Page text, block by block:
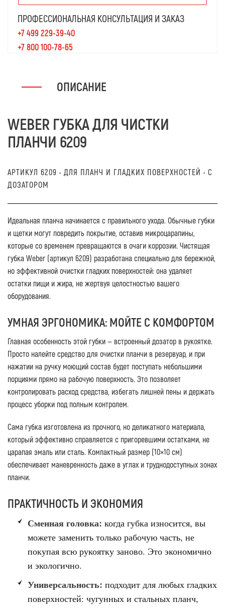
ПРОФЕССИОНАЛЬНАЯ КОНСУЛЬТАЦИЯ И ЗАКАЗ
+7 499 229-39-40
+7 800 100-78-65
ОПИСАНИЕ
WEBER ГУБКА ДЛЯ ЧИСТКИ
ПЛАНЧИ 6209
АРТИКУЛ 6209 • ДЛЯ ПЛАНЧ И ГЛАДКИХ ПОВЕРХНОСТЕЙ • С
ДОЗАТОРОМ
Идеальная планча начинается с правильного ухода. Обычные губки
и щетки могут повредить покрытие, оставив микроцарапины,
которые со временем превращаются в очаги коррозии. Чистящая
губка Weber (артикул 6209) разработана специально для бережной,
но эффективной очистки гладких поверхностей: она удаляет
остатки пищи и жира, не жертвуя целостностью вашего
оборудования.
УМНАЯ ЭРГОНОМИКА: МОЙТЕ С КОМФОРТОМ
Главная особенность этой губки — встроенный дозатор в рукоятке.
Просто налейте средство для очистки планчи в резервуар, и при
нажатии на ручку моющий состав будет поступать небольшими
порциями прямо на рабочую поверхность. Это позволяет
контролировать расход средства, избегать лишней пены и держать
процесс уборки под полным контролем.
Сама губка изготовлена из прочного, но деликатного материала,
который эффективно справляется с пригоревшими остатками, не
царапая эмаль или сталь. Компактный размер (10×10 см)
обеспечивает маневренность даже в углах и труднодоступных зонах
планчи.
ПРАКТИЧНОСТЬ И ЭКОНОМИЯ
Сменная головка: когда губка износится, вы
можете заменить только рабочую часть, не
покупая всю рукоятку заново. Это экономично
и экологично.
Универсальность: подходит для любых гладких
поверхностей: чугунных и стальных планч,